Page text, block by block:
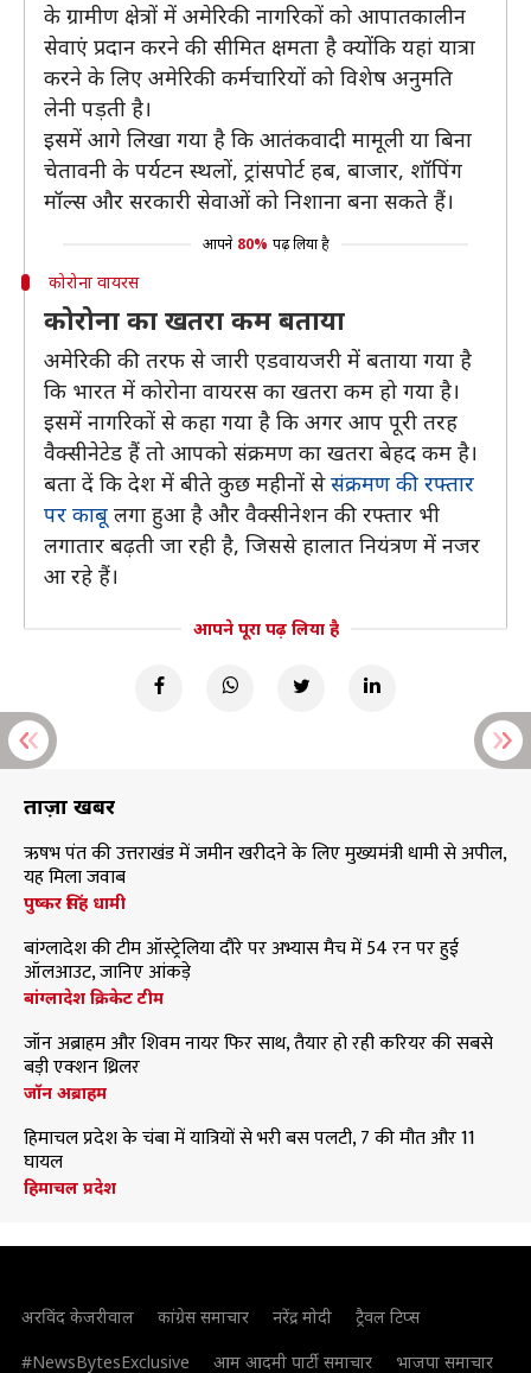
के ग्रामीण क्षेत्रों में अमेरिकी नागरिकों को आपातकालीन
सेवाएं प्रदान करने की सीमित क्षमता है क्योंकि यहां यात्रा
करने के लिए अमेरिकी कर्मचारियों को विशेष अनुमति
लेनी पड़ती है।
इसमें आगे लिखा गया है कि आतंकवादी मामूली या बिना
चेतावनी के पर्यटन स्थलों, ट्रांसपोर्ट हब, बाजार, शॉपिंग
मॉल्स और सरकारी सेवाओं को निशाना बना सकते हैं।
आपने 80% पढ़ लिया है
कोरोना वायरस
कोरोना का खतरा कम बताया
अमेरिकी की तरफ से जारी एडवायजरी में बताया गया है
कि भारत में कोरोना वायरस का खतरा कम हो गया है।
इसमें नागरिकों से कहा गया है कि अगर आप पूरी तरह
वैक्सीनेटेड हैं तो आपको संक्रमण का खतरा बेहद कम है।
बता दें कि देश में बीते कुछ महीनों सेसंक्रमण की रफ्तार
पर काबू लगा हुआ है और वैक्सीनेशन की रफ्तार भी
लगातार बढ़ती जा रही है, जिससे हालात नियंत्रण में नजर
आ रहे हैं।
आपने पूरा पढ़ लिया है
ताज़ा खबरें
ऋषभ पंत की उत्तराखंड में जमीन खरीदने के लिए मुख्यमंत्री धामी से अपील,
यह मिला जवाब
पुष्कर सिंह धामी
बांग्लादेश की टीम ऑस्ट्रेलिया दौरे पर अभ्यास मैच में 54 रन पर हुई
ऑलआउट, जानिए आंकड़े
बांग्लादेश क्रिकेट टीम
जॉन अब्राहम और शिवम नायर फिर साथ, तैयार हो रही करियर की सबसे
बड़ी एक्शन थ्रिलर
जॉन अब्राहम
हिमाचल प्रदेश के चंबा में यात्रियों से भरी बस पलटी, 7 की मौत और 11
घायल
हिमाचल प्रदेश
अरविंद केजरीवाल कांग्रेस समाचार नरेंद्र मोदी
ट्रैवल टिप्स
#NewsBytesExclusive
आम आदमी पार्टी समाचार भाजपा समाचार